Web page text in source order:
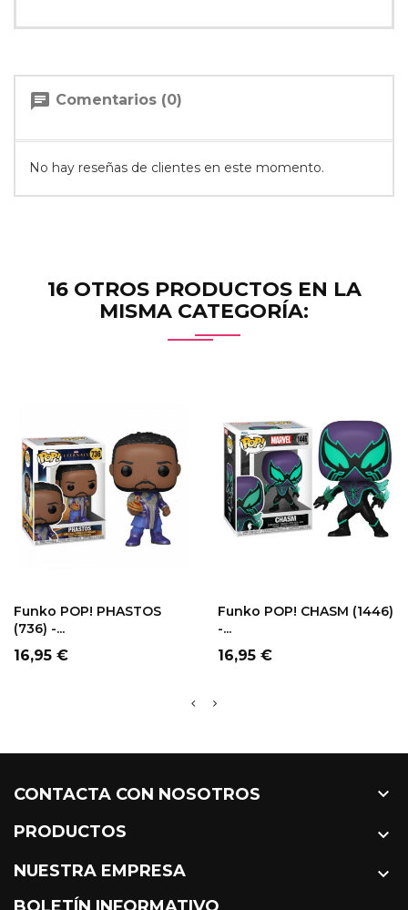
chat Comentarios (0)
No hay reseñas de clientes en este momento.
16 OTROS PRODUCTOS EN LA
MISMA CATEGORÍA:
Funko POP! PHASTOS
(736) -...
Precio
16,95 €
Funko POP! CHASM (1446)
-...
Precio
16,95 €
CONTACTA CON NOSOTROS 
PRODUCTOS 
NUESTRA EMPRESA 